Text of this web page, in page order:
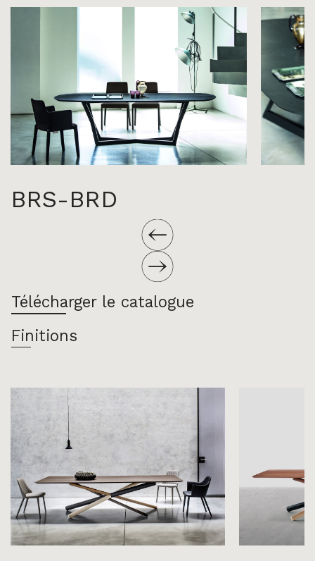
BRS-BRD
Télécharger le catalogue
Finitions